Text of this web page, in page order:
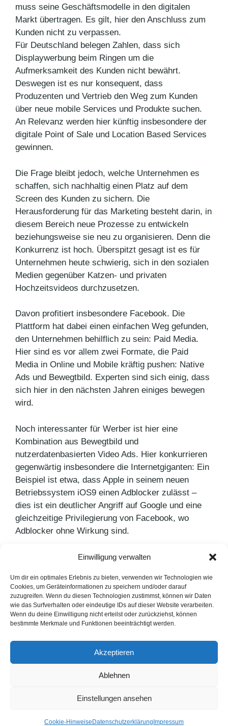
Einwilligung verwalten
Um dir ein optimales Erlebnis zu bieten, verwenden wir Technologien wie
Cookies, um Geräteinformationen zu speichern und/oder darauf
zuzugreifen. Wenn du diesen Technologien zustimmst, können wir Daten
wie das Surfverhalten oder eindeutige IDs auf dieser Website verarbeiten.
Wenn du deine Einwilligung nicht erteilst oder zurückziehst, können
bestimmte Merkmale und Funktionen beeinträchtigt werden.
Akzeptieren
Ablehnen
Einstellungen ansehen
Cookie-Hinweise Datenschutzerklärung Impressum
muss seine Geschäftsmodelle in den digitalen
Markt übertragen. Es gilt, hier den Anschluss zum
Kunden nicht zu verpassen.
Für Deutschland belegen Zahlen, dass sich
Displaywerbung beim Ringen um die
Aufmerksamkeit des Kunden nicht bewährt.
Deswegen ist es nur konsequent, dass
Produzenten und Vertrieb den Weg zum Kunden
über neue mobile Services und Produkte suchen.
An Relevanz werden hier künftig insbesondere der
digitale Point of Sale und Location Based Services
gewinnen.
Die Frage bleibt jedoch, welche Unternehmen es
schaffen, sich nachhaltig einen Platz auf dem
Screen des Kunden zu sichern. Die
Herausforderung für das Marketing besteht darin, in
diesem Bereich neue Prozesse zu entwickeln
beziehungsweise sie neu zu organisieren. Denn die
Konkurrenz ist hoch. Überspitzt gesagt ist es für
Unternehmen heute schwierig, sich in den sozialen
Medien gegenüber Katzen- und privaten
Hochzeitsvideos durchzusetzen.
Davon profitiert insbesondere Facebook. Die
Plattform hat dabei einen einfachen Weg gefunden,
den Unternehmen behilflich zu sein: Paid Media.
Hier sind es vor allem zwei Formate, die Paid
Media in Online und Mobile kräftig pushen: Native
Ads und Bewegtbild. Experten sind sich einig, dass
sich hier in den nächsten Jahren einiges bewegen
wird.
Noch interessanter für Werber ist hier eine
Kombination aus Bewegtbild und
nutzerdatenbasierten Video Ads. Hier konkurrieren
gegenwärtig insbesondere die Internetgiganten: Ein
Beispiel ist etwa, dass Apple in seinem neuen
Betriebssystem iOS9 einen Adblocker zulässt –
dies ist ein deutlicher Angriff auf Google und eine
gleichzeitige Privilegierung von Facebook, wo
Adblocker ohne Wirkung sind.
Schlagwörter
Digitalisierung,Marketing
Im Unterbewusstsein des Kunden
Bridgestone optimiert E-Commerce-Bereich
FAQ
© 1991 - 2026. PUNKT PR GmbH. Alle Rechte vorbehalten.